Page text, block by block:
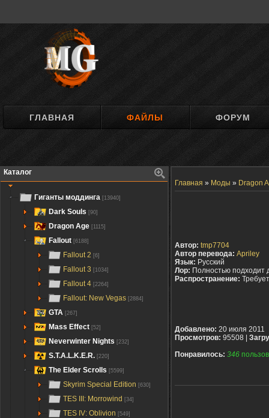
ГЛАВНАЯ ФАЙЛЫ ФОРУМ
Каталог
Гиганты моддинга [13940]
Dark Souls [90]
Dragon Age [1115]
Fallout [6188]
Fallout 2 [6]
Fallout 3 [1034]
Fallout 4 [2264]
Fallout: New Vegas [2884]
GTA [267]
Mass Effect [52]
Neverwinter Nights [232]
S.T.A.L.K.E.R. [220]
The Elder Scrolls [5599]
Skyrim Special Edition [630]
TES III: Morrowind [34]
TES IV: Oblivion [549]
Главная » Моды » Dragon
Автор: tmp7704
Автор перевода: Apriley
Язык: Русский
Лор: Полностью подходит
Распространение:
Добавлено: 20 июля 2011
Просмотров: 95508 |
Понравилось: 346